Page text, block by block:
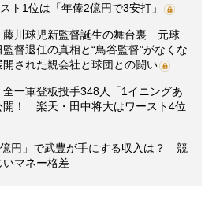
ト1位は「年俸2億円で3安打」
藤川球児新監督誕生の舞台裏 元球
督退任の真相と“鳥谷監督”がなくな
された親会社と球団との闘い
一軍登板投手348人「1イニングあ
開！ 楽天・田中将大はワースト4位
億円」で武豊が手にする収入は？ 競
いマネー格差